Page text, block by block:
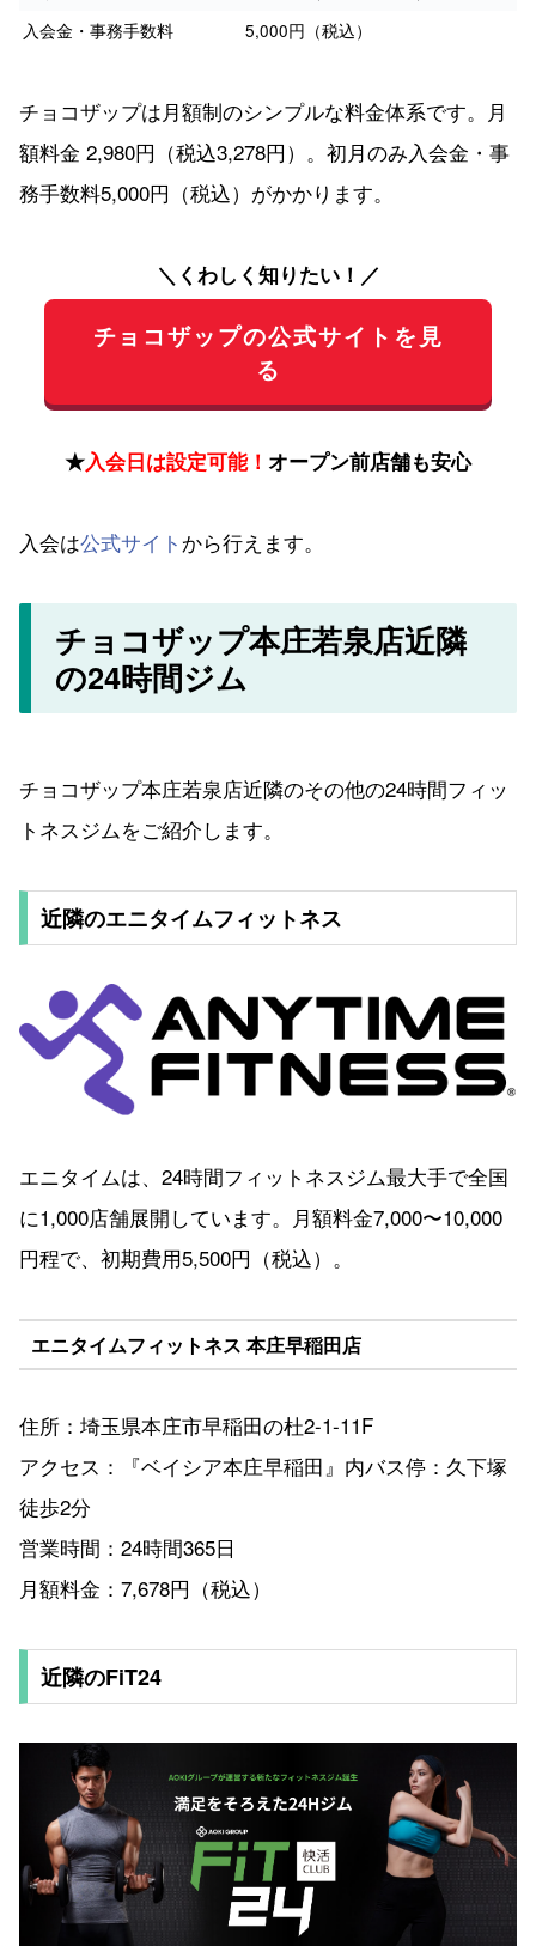
入会金・事務手数料
5,000円（税込）
チョコザップは月額制のシンプルな料金体系です。月
額料金 2,980円（税込3,278円）。初月のみ入会金・事
務手数料5,000円（税込）がかかります。
＼くわしく知りたい！／
チョコザップの公式サイトを見
る
★入会日は設定可能！ オープン前店舗も安心
入会は公式サイト から行えます。
チョコザップ本庄若泉店近隣
の24時間ジム
チョコザップ本庄若泉店近隣のその他の24時間フィッ
トネスジムをご紹介します。
近隣のエニタイムフィットネス
エニタイムは、24時間フィットネスジム最大手で全国
に1,000店舗展開しています。月額料金7,000〜10,000
円程で、初期費用5,500円（税込）。
エニタイムフィットネス 本庄早稲田店
住所：埼玉県本庄市早稲田の杜2-1-11F
アクセス：『ベイシア本庄早稲田』内バス停：久下塚
徒歩2分
営業時間：24時間365日
月額料金：7,678円（税込）
近隣のFiT24